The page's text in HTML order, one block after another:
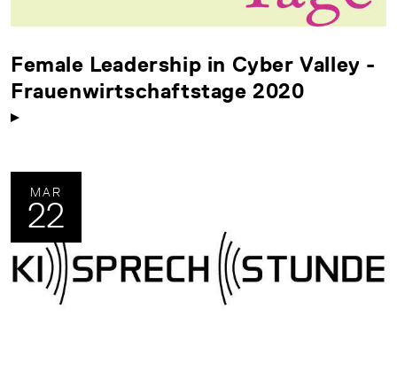
Female Leadership in Cyber Valley -
Frauenwirtschaftstage 2020
MAR
22